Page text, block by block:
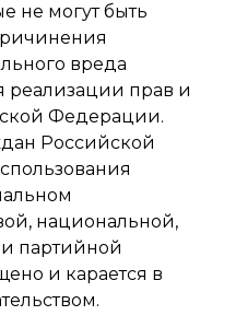
не могут быть
вреда
реализации прав и
Федерации.
Российской
национальной,
партийной
и карается в